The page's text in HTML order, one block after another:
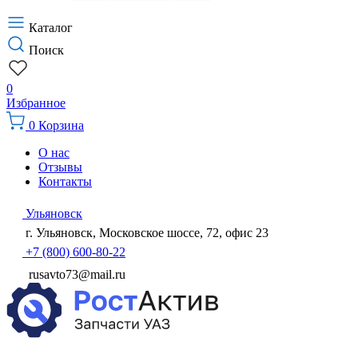
Каталог
Поиск
0
Избранное
0 Корзина
О нас
Отзывы
Контакты
Ульяновск
г. Ульяновск, Московское шоссе, 72, офис 23
+7 (800) 600-80-22
rusavto73@mail.ru